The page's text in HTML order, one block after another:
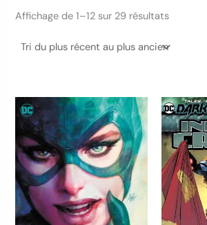
Affichage de 1–12 sur 29 résultats
Ce
produit
a
plusieurs
variations.
Les
options